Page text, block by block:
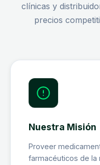
clínicas y
precios
Nuestra Misión
Proveer
farmacéuticos de la